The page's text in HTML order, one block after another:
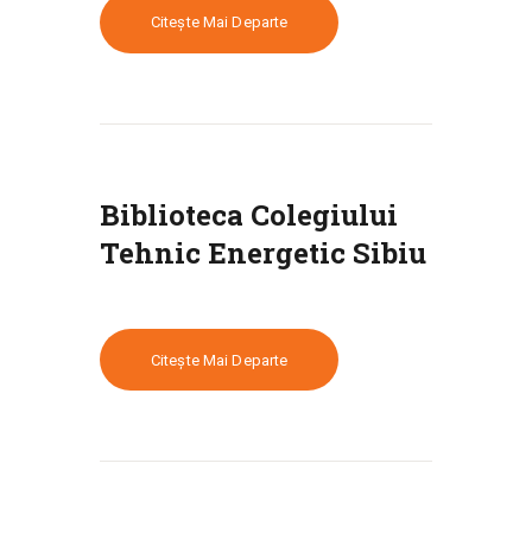
Citește Mai Departe
Biblioteca Colegiului
Tehnic Energetic Sibiu
Citește Mai Departe